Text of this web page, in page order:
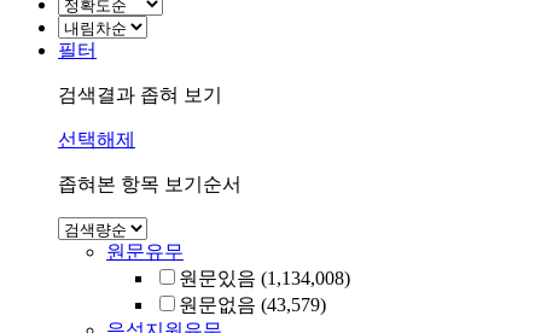
필터
검색결과 좁혀 보기
선택해제
좁혀본 항목 보기순서
원문유무
원문있음 (1,134,008)
원문없음 (43,579)